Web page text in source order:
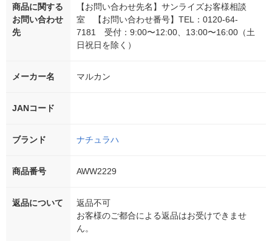
商品に関する
お問い合わせ
先
【お問い合わせ先名】サンライズお客様相談
室 【お問い合わせ番号】TEL：0120-64-
7181 受付：9:00〜12:00、13:00〜16:00（土
日祝日を除く）
メーカー名 マルカン
JANコード
ブランド ナチュラハ
商品番号 AWW2229
返品について
返品不可
お客様のご都合による返品はお受けできませ
ん。